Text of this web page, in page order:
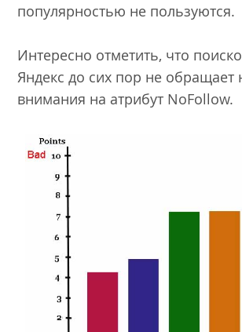
популярностью не пользуются.
Интересно отметить, что
Яндекс до сих пор не обращает
внимания на атрибут NoFollow.